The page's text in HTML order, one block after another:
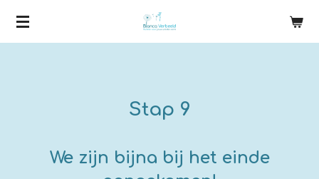
Ga
Stap 9
We zijn bijna bij het einde